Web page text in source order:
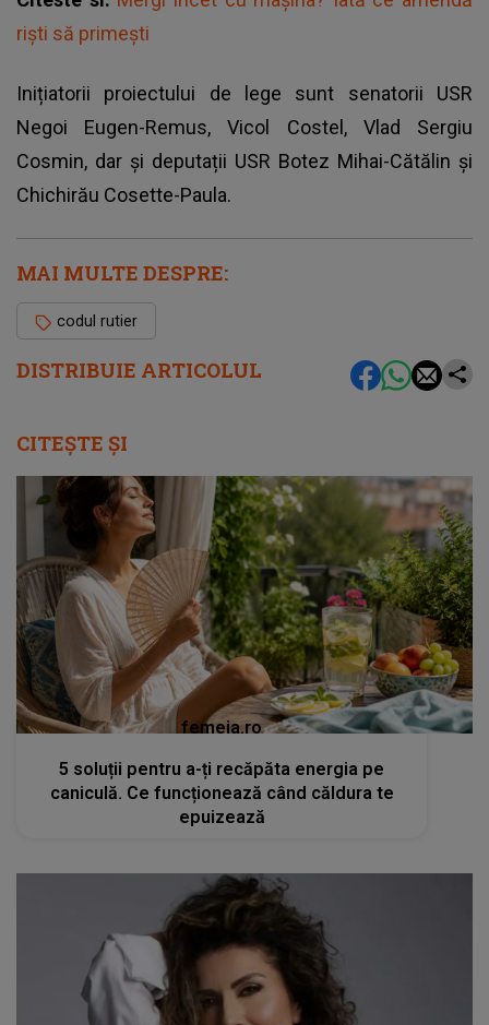
DISTRIBUIE ARTICOLUL
riști să primești
Inițiatorii proiectului de lege sunt senatorii USR
Negoi Eugen-Remus, Vicol Costel, Vlad Sergiu
Cosmin, dar și deputații USR Botez Mihai-Cătălin şi
Chichirău Cosette-Paula.
MAI MULTE DESPRE:
codul rutier
CITEȘTE ȘI
femeia.ro
5 soluții pentru a-ți recăpăta energia pe
caniculă. Ce funcționează când căldura te
epuizează